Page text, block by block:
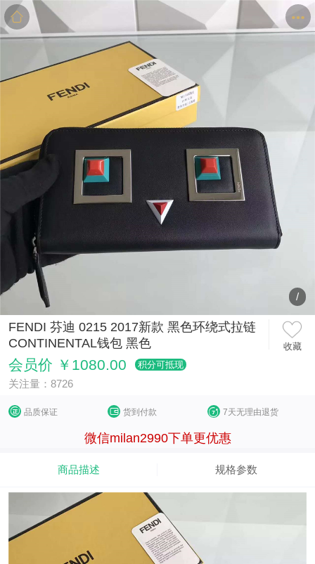
/
FENDI 芬迪 0215 2017新款 黑色环绕式拉链
CONTINENTAL钱包 黑色
收藏
会员价 ￥1080.00 积分可抵现
关注量：8726
品质保证 货到付款 7天无理由退货
微信milan2990下单更优惠
商品描述 规格参数